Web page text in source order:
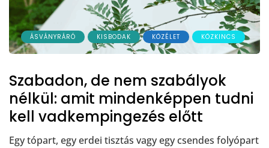
ÁSVÁNYRÁRÓ KISBODAK KÖZÉLET KÖZKINCS
Szabadon, de nem szabályok
nélkül: amit mindenképpen tudni
kell vadkempingezés előtt
Egy tópart, egy erdei tisztás vagy egy csendes folyópart